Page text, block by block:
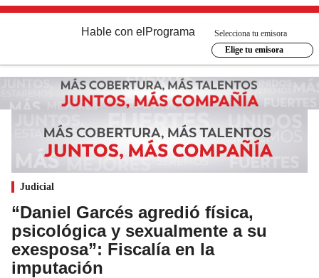
Hable con el Programa
Selecciona tu emisora
Elige tu emisora
Judicial
“Daniel Garcés agredió física,
psicológica y sexualmente a su
exesposa”: Fiscalía en la
imputación